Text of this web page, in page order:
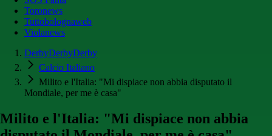
Toronews
Tuttobolognaweb
Violanews
DerbyDerbyDerby
Calcio Italiano
Milito e l'Italia: "Mi dispiace non abbia disputato il
Mondiale, per me è casa"
Milito e l'Italia: "Mi dispiace non abbia